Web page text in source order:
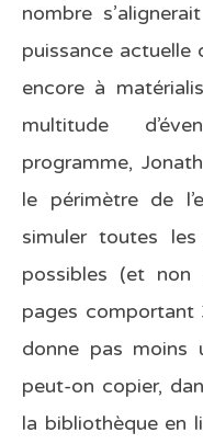
nombre
puissance actuelle
encore à
multitude
programme,
le périmètre de
simuler toutes
possibles (et
pages comportant
donne pas moins
peut-on copier,
la bibliothèque en